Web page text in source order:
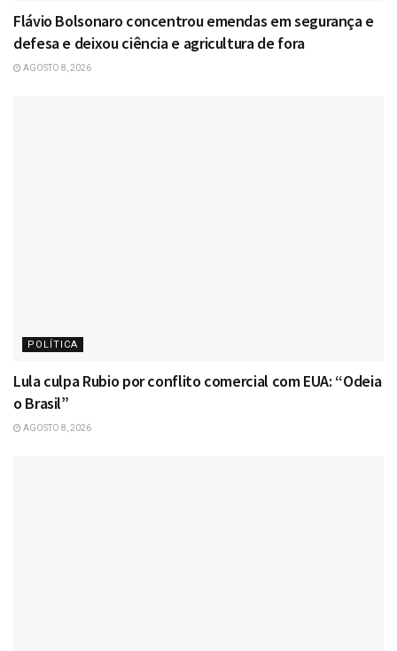
Flávio Bolsonaro concentrou emendas em segurança e
defesa e deixou ciência e agricultura de fora
AGOSTO 8, 2026
POLÍTICA
Lula culpa Rubio por conflito comercial com EUA: “Odeia
o Brasil”
AGOSTO 8, 2026